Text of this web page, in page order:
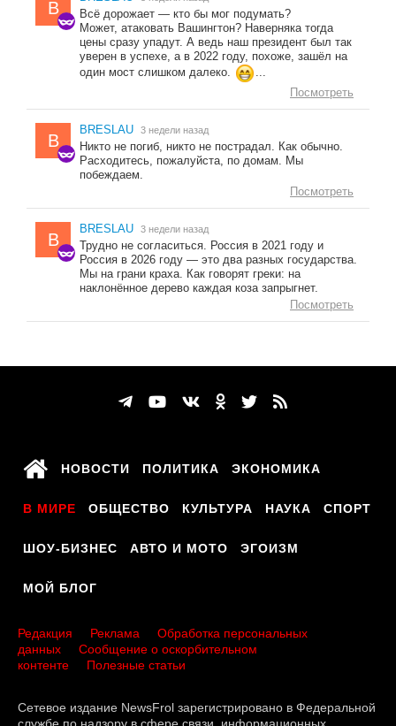
B
Всё дорожает — кто бы мог подумать?
Может, атаковать Вашингтон? Наверняка тогда
цены сразу упадут. А ведь наш президент был так
уверен в успехе, а в 2022 году, похоже, зашёл на
один мост слишком далеко.
...
Посмотреть
B
BRESLAU 3 недели назад
Никто не погиб, никто не пострадал. Как обычно.
Расходитесь, пожалуйста, по домам. Мы
побеждаем.
Посмотреть
B
BRESLAU 3 недели назад
Трудно не согласиться. Россия в 2021 году и
Россия в 2026 году — это два разных государства.
Мы на грани краха. Как говорят греки: на
наклонённое дерево каждая коза запрыгнет.
Посмотреть
НОВОСТИ ПОЛИТИКА ЭКОНОМИКА
В МИРЕ ОБЩЕСТВО КУЛЬТУРА НАУКА СПОРТ
ШОУ-БИЗНЕС АВТО И МОТО ЭГОИЗМ
МОЙ БЛОГ
Редакция Реклама
Обработка персональных
данных
Сообщение о оскорбительном
контенте
Полезные статьи
Сетевое издание NewsFrol зарегистрировано в Федеральной
службе по надзору в сфере связи, информационных